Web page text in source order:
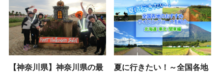
【神奈川県】神奈川県の最
夏に行きたい！～全国各地